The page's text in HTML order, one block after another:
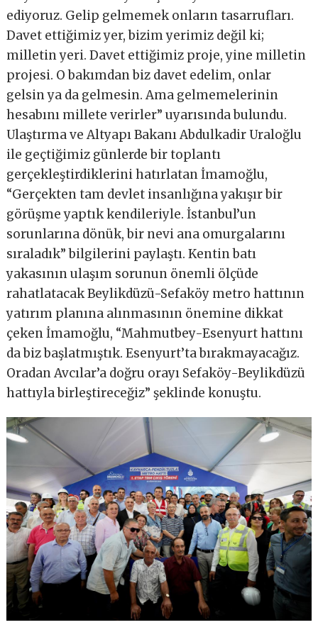
ediyoruz. Gelip gelmemek onların tasarrufları.
Davet ettiğimiz yer, bizim yerimiz değil ki;
milletin yeri. Davet ettiğimiz proje, yine milletin
projesi. O bakımdan biz davet edelim, onlar
gelsin ya da gelmesin. Ama gelmemelerinin
hesabını millete verirler” uyarısında bulundu.
Ulaştırma ve Altyapı Bakanı Abdulkadir Uraloğlu
ile geçtiğimiz günlerde bir toplantı
gerçekleştirdiklerini hatırlatan İmamoğlu,
“Gerçekten tam devlet insanlığına yakışır bir
görüşme yaptık kendileriyle. İstanbul’un
sorunlarına dönük, bir nevi ana omurgalarını
sıraladık” bilgilerini paylaştı. Kentin batı
yakasının ulaşım sorunun önemli ölçüde
rahatlatacak Beylikdüzü-Sefaköy metro hattının
yatırım planına alınmasının önemine dikkat
çeken İmamoğlu, “Mahmutbey-Esenyurt hattını
da biz başlatmıştık. Esenyurt’ta bırakmayacağız.
Oradan Avcılar’a doğru orayı Sefaköy-Beylikdüzü
hattıyla birleştireceğiz” şeklinde konuştu.